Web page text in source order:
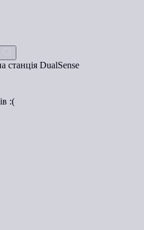
станція DualSense
:(